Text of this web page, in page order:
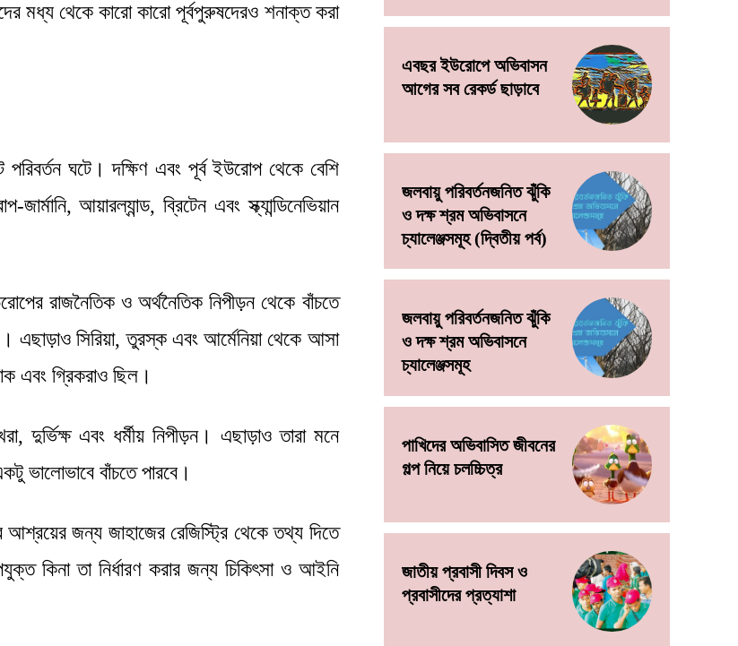
মধ্য থেকে কারো কারো পূর্বপুরুষদেরও শনাক্ত করা
ঘটে। দক্ষিণ এবং পূর্ব ইউরোপ থেকে বেশি
আয়ারল্যান্ড, ব্রিটেন এবং স্ক্যান্ডিনেভিয়ান
রাজনৈতিক ও অর্থনৈতিক নিপীড়ন থেকে বাঁচতে
এছাড়াও সিরিয়া, তুরস্ক এবং আর্মেনিয়া থেকে আসা
এবং গ্রিকরাও ছিল।
দুর্ভিক্ষ এবং ধর্মীয় নিপীড়ন। এছাড়াও তারা মনে
ভালোভাবে বাঁচতে পারবে।
জন্য জাহাজের রেজিস্ট্রি থেকে তথ্য দিতে
কিনা তা নির্ধারণ করার জন্য চিকিৎসা ও আইনি
এবছর ইউরোপে অভিবাসন
আগের সব রেকর্ড ছাড়াবে
জলবায়ু পরিবর্তনজনিত ঝুঁকি
ও দক্ষ শ্রম অভিবাসনে
চ্যালেঞ্জসমূহ (দ্বিতীয় পর্ব)
জলবায়ু পরিবর্তনজনিত ঝুঁকি
ও দক্ষ শ্রম অভিবাসনে
চ্যালেঞ্জসমূহ
পাখিদের অভিবাসিত জীবনের
গল্প নিয়ে চলচ্চিত্র
জাতীয় প্রবাসী দিবস ও
প্রবাসীদের প্রত্যাশা